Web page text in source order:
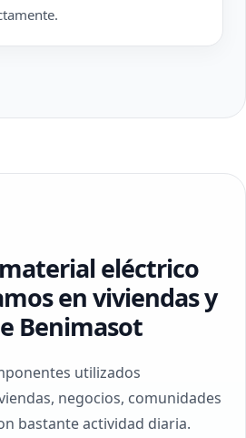
eléctrico
en viviendas y
Benimasot
utilizados
negocios, comunidades
bastante actividad diaria.